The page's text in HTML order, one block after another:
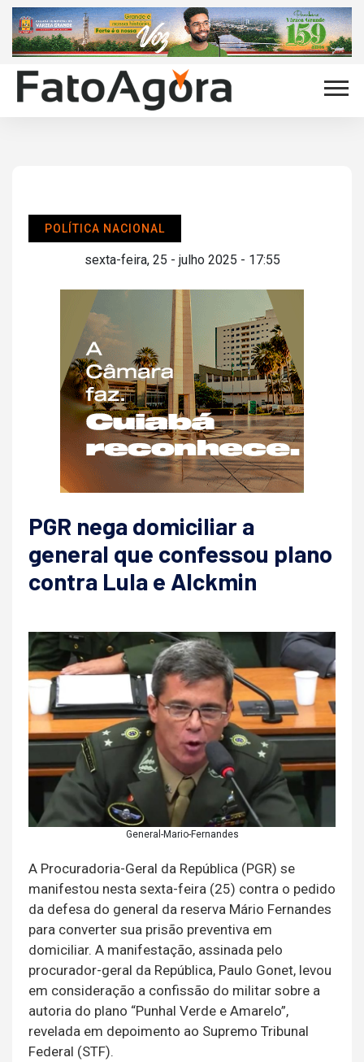
POLÍTICA NACIONAL
sexta-feira, 25 - julho 2025 - 17:55
PGR nega domiciliar a
general que confessou plano
contra Lula e Alckmin
General-Mario-Fernandes
A Procuradoria-Geral da República (PGR) se
manifestou nesta sexta-feira (25) contra o pedido
da defesa do general da reserva Mário Fernandes
para converter sua prisão preventiva em
domiciliar. A manifestação, assinada pelo
procurador-geral da República, Paulo Gonet, levou
em consideração a confissão do militar sobre a
autoria do plano “Punhal Verde e Amarelo”,
revelada em depoimento ao Supremo Tribunal
Federal (STF).